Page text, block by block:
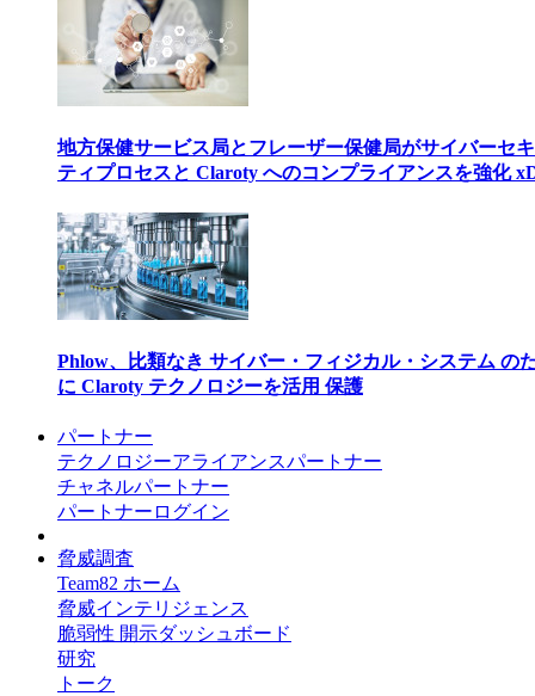
地方保健サービス局とフレーザー保健局がサイバーセ
ティプロセスと Claroty へのコンプライアンスを強化
Phlow、比類なき サイバー・フィジカル・システム の
に Claroty テクノロジーを活用 保護
パートナー
テクノロジーアライアンスパートナー
チャネルパートナー
パートナーログイン
脅威調査
Team82 ホーム
脅威インテリジェンス
脆弱性 開示ダッシュボード
研究
トーク